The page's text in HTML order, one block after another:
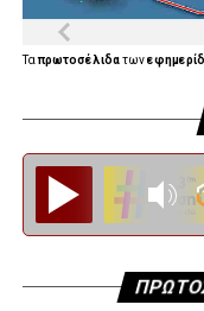
Ταπρωτοσέλιδατων